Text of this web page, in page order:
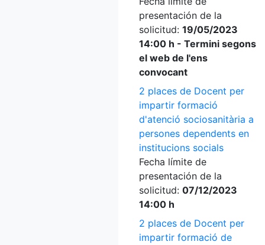
presentación de la
solicitud: 19/05/2023
14:00 h - Termini segons
el web de l'ens
convocant
2 places de Docent per
impartir formació
d'atenció sociosanitària a
persones dependents en
institucions socials
Fecha límite de
presentación de la
solicitud: 07/12/2023
14:00 h
2 places de Docent per
impartir formació de